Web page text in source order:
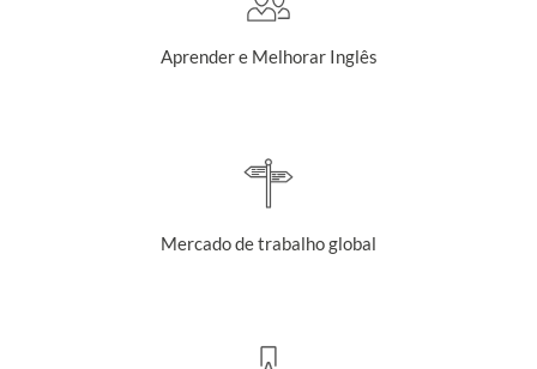
Aprender e Melhorar Inglês
Mercado de trabalho global